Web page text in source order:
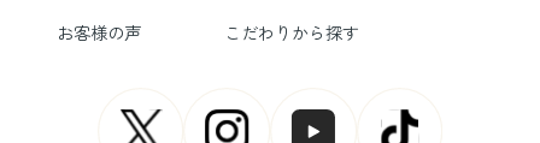
お客様の声
こだわりから探す